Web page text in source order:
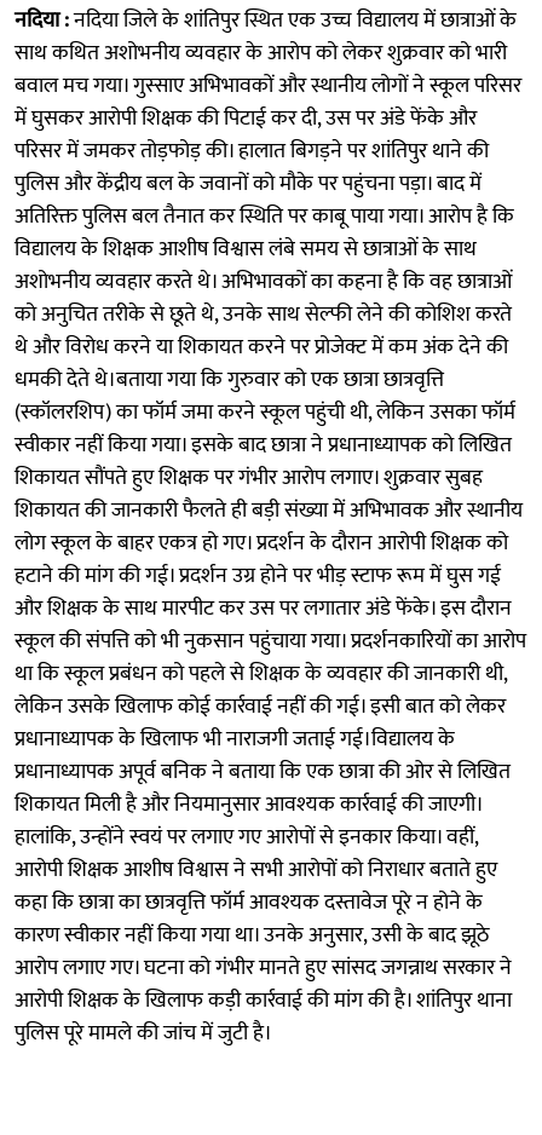
नदिया :नदिया जिले के शांतिपुर स्थित एक उच्च विद्यालय में छात्राओं के
साथ कथित अशोभनीय व्यवहार के आरोप को लेकर शुक्रवार को भारी
बवाल मच गया। गुस्साए अभिभावकों और स्थानीय लोगों ने स्कूल परिसर
में घुसकर आरोपी शिक्षक की पिटाई कर दी, उस पर अंडे फेंके और
परिसर में जमकर तोड़फोड़ की। हालात बिगड़ने पर शांतिपुर थाने की
पुलिस और केंद्रीय बल के जवानों को मौके पर पहुंचना पड़ा। बाद में
अतिरिक्त पुलिस बल तैनात कर स्थिति पर काबू पाया गया। आरोप है कि
विद्यालय के शिक्षक आशीष विश्वास लंबे समय से छात्राओं के साथ
अशोभनीय व्यवहार करते थे। अभिभावकों का कहना है कि वह छात्राओं
को अनुचित तरीके से छूते थे, उनके साथ सेल्फी लेने की कोशिश करते
थे और विरोध करने या शिकायत करने पर प्रोजेक्ट में कम अंक देने की
धमकी देते थे।बताया गया कि गुरुवार को एक छात्रा छात्रवृत्ति
(स्कॉलरशिप) का फॉर्म जमा करने स्कूल पहुंची थी, लेकिन उसका फॉर्म
स्वीकार नहीं किया गया। इसके बाद छात्रा ने प्रधानाध्यापक को लिखित
शिकायत सौंपते हुए शिक्षक पर गंभीर आरोप लगाए। शुक्रवार सुबह
शिकायत की जानकारी फैलते ही बड़ी संख्या में अभिभावक और स्थानीय
लोग स्कूल के बाहर एकत्र हो गए। प्रदर्शन के दौरान आरोपी शिक्षक को
हटाने की मांग की गई। प्रदर्शन उग्र होने पर भीड़ स्टाफ रूम में घुस गई
और शिक्षक के साथ मारपीट कर उस पर लगातार अंडे फेंके। इस दौरान
स्कूल की संपत्ति को भी नुकसान पहुंचाया गया। प्रदर्शनकारियों का आरोप
था कि स्कूल प्रबंधन को पहले से शिक्षक के व्यवहार की जानकारी थी,
लेकिन उसके खिलाफ कोई कार्रवाई नहीं की गई। इसी बात को लेकर
प्रधानाध्यापक के खिलाफ भी नाराजगी जताई गई।विद्यालय के
प्रधानाध्यापक अपूर्व बनिक ने बताया कि एक छात्रा की ओर से लिखित
शिकायत मिली है और नियमानुसार आवश्यक कार्रवाई की जाएगी।
हालांकि, उन्होंने स्वयं पर लगाए गए आरोपों से इनकार किया। वहीं,
आरोपी शिक्षक आशीष विश्वास ने सभी आरोपों को निराधार बताते हुए
कहा कि छात्रा का छात्रवृत्ति फॉर्म आवश्यक दस्तावेज पूरे न होने के
कारण स्वीकार नहीं किया गया था। उनके अनुसार, उसी के बाद झूठे
आरोप लगाए गए। घटना को गंभीर मानते हुए सांसद जगन्नाथ सरकार ने
आरोपी शिक्षक के खिलाफ कड़ी कार्रवाई की मांग की है। शांतिपुर थाना
पुलिस पूरे मामले की जांच में जुटी है।